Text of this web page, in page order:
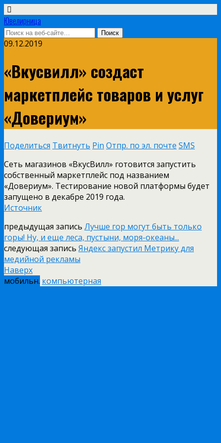
Ювелирница
09.12.2019
«Вкусвилл» создаст
маркетплейс товаров и услуг
«Довериум»
Поделиться Твитнуть Pin Отпр. по эл. почте SMS
Сеть магазинов «ВкусВилл» готовится запустить
собственный маркетплейс под названием
«Довериум». Тестирование новой платформы будет
запущено в декабре 2019 года.
Источник
предыдущая запись Лучше гор могут быть только
горы! Ну, и еще леса, пустыни, моря-океаны...
следующая запись Яндекс запустил Метрику для
медийной рекламы
Наверх
мобильн. компьютерная